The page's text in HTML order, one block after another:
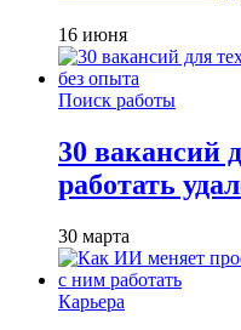
16 июня
Поиск работы
30 вакансий
работать
30 марта
Карьера